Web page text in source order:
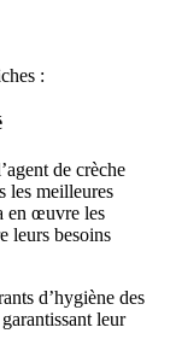
:
de crèche
les meilleures
en œuvre les
leurs besoins
d’hygiène des
leur